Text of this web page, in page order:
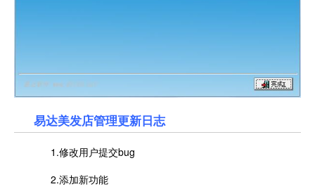
易达美发店管理更新日志
1.修改用户提交bug
2.添加新功能